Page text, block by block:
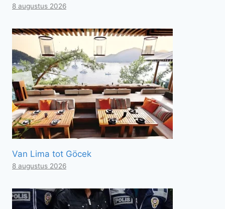
8 augustus 2026
Van Lima tot Göcek
8 augustus 2026